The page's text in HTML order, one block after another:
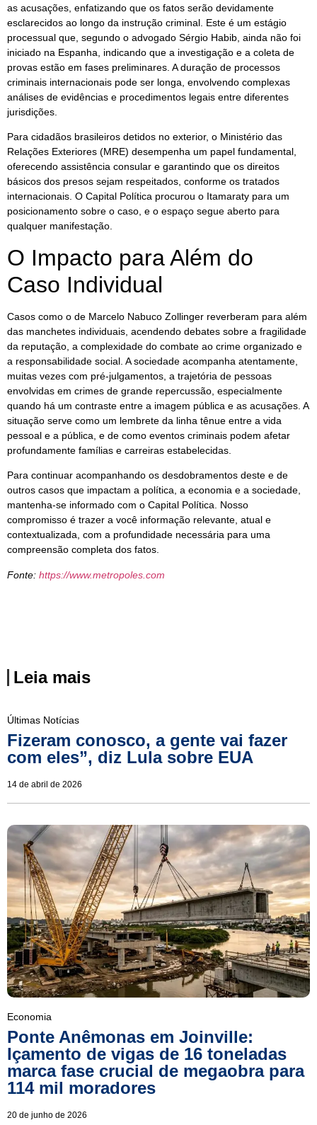
as acusações, enfatizando que os fatos serão devidamente
esclarecidos ao longo da instrução criminal. Este é um estágio
processual que, segundo o advogado Sérgio Habib, ainda não foi
iniciado na Espanha, indicando que a investigação e a coleta de
provas estão em fases preliminares. A duração de processos
criminais internacionais pode ser longa, envolvendo complexas
análises de evidências e procedimentos legais entre diferentes
jurisdições.
Para cidadãos brasileiros detidos no exterior, o Ministério das
Relações Exteriores (MRE) desempenha um papel fundamental,
oferecendo assistência consular e garantindo que os direitos
básicos dos presos sejam respeitados, conforme os tratados
internacionais. O Capital Política procurou o Itamaraty para um
posicionamento sobre o caso, e o espaço segue aberto para
qualquer manifestação.
O Impacto para Além do
Caso Individual
Casos como o de Marcelo Nabuco Zollinger reverberam para além
das manchetes individuais, acendendo debates sobre a fragilidade
da reputação, a complexidade do combate ao crime organizado e
a responsabilidade social. A sociedade acompanha atentamente,
muitas vezes com pré-julgamentos, a trajetória de pessoas
envolvidas em crimes de grande repercussão, especialmente
quando há um contraste entre a imagem pública e as acusações. A
situação serve como um lembrete da linha tênue entre a vida
pessoal e a pública, e de como eventos criminais podem afetar
profundamente famílias e carreiras estabelecidas.
Para continuar acompanhando os desdobramentos deste e de
outros casos que impactam a política, a economia e a sociedade,
mantenha-se informado com o Capital Política. Nosso
compromisso é trazer a você informação relevante, atual e
contextualizada, com a profundidade necessária para uma
compreensão completa dos fatos.
Fonte: https://www.metropoles.com
Leia mais
Últimas Notícias
Fizeram conosco, a gente vai fazer
com eles”, diz Lula sobre EUA
14 de abril de 2026
Economia
Ponte Anêmonas em Joinville:
Içamento de vigas de 16 toneladas
marca fase crucial de megaobra para
114 mil moradores
20 de junho de 2026